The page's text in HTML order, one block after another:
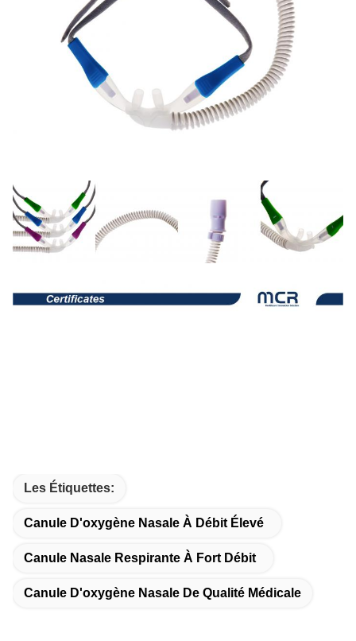
Les Étiquettes:
Canule D'oxygène Nasale À Débit Élevé
Canule Nasale Respirante À Fort Débit
Canule D'oxygène Nasale De Qualité Médicale